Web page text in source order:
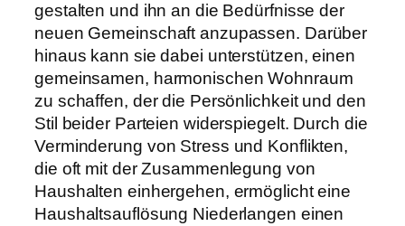
gestalten und ihn an die Bedürfnisse der
neuen Gemeinschaft anzupassen. Darüber
hinaus kann sie dabei unterstützen, einen
gemeinsamen, harmonischen Wohnraum
zu schaffen, der die Persönlichkeit und den
Stil beider Parteien widerspiegelt. Durch die
Verminderung von Stress und Konflikten,
die oft mit der Zusammenlegung von
Haushalten einhergehen, ermöglicht eine
Haushaltsauflösung Niederlangen einen